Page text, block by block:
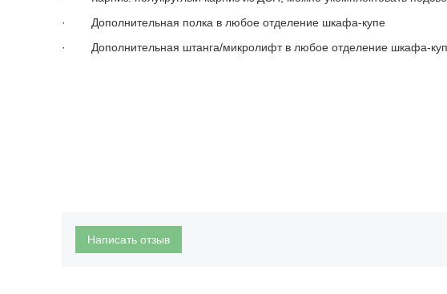
· Дополнительная полка в любое отделение шкафа-купе
· Дополнительная штанга/микролифт в любое отделение шкафа-
Написать отзыв